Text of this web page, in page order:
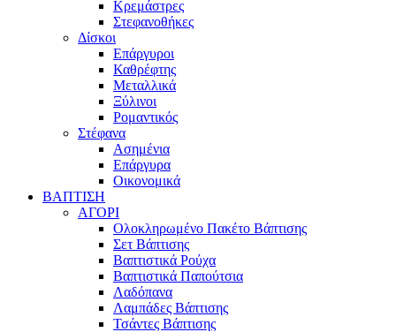
Κρεμάστρες
Στεφανοθήκες
Δίσκοι
Επάργυροι
Καθρέφτης
Μεταλλικά
Ξύλινοι
Ρομαντικός
Στέφανα
Ασημένια
Επάργυρα
Οικονομικά
ΒΑΠΤΙΣΗ
ΑΓΟΡΙ
Ολοκληρωμένο Πακέτο Βάπτισης
Σετ Βάπτισης
Βαπτιστικά Ρούχα
Βαπτιστικά Παπούτσια
Λαδόπανα
Λαμπάδες Βάπτισης
Τσάντες Βάπτισης